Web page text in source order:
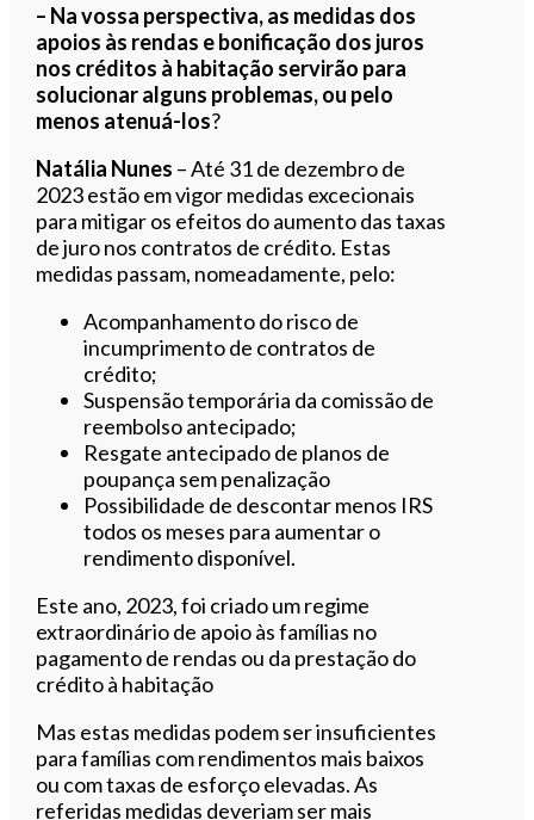
– Na vossa perspectiva, as medidas dos
apoios às rendas e bonificação dos juros
nos créditos à habitação servirão para
solucionar alguns problemas, ou pelo
menos atenuá-los?
Natália Nunes – Até 31 de dezembro de
2023 estão em vigor medidas excecionais
para mitigar os efeitos do aumento das taxas
de juro nos contratos de crédito. Estas
medidas passam, nomeadamente, pelo:
Acompanhamento do risco de
incumprimento de contratos de
crédito;
Suspensão temporária da comissão de
reembolso antecipado;
Resgate antecipado de planos de
poupança sem penalização
Possibilidade de descontar menos IRS
todos os meses para aumentar o
rendimento disponível.
Este ano, 2023, foi criado um regime
extraordinário de apoio às famílias no
pagamento de rendas ou da prestação do
crédito à habitação
Mas estas medidas podem ser insuficientes
para famílias com rendimentos mais baixos
ou com taxas de esforço elevadas. As
referidas medidas deveriam ser mais